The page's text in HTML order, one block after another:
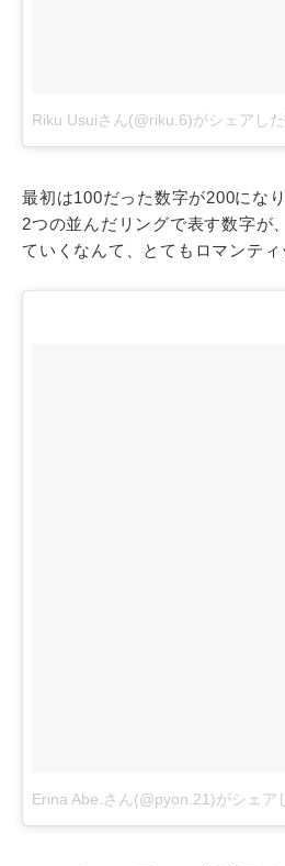
Riku Usuiさん(@riku.6)がシェアし
最初は100だった数字が200にな
2つの並んだリングで表す数字が
ていくなんて、とてもロマンテ
Erina Abe.さん(@pyon.21)がシェア